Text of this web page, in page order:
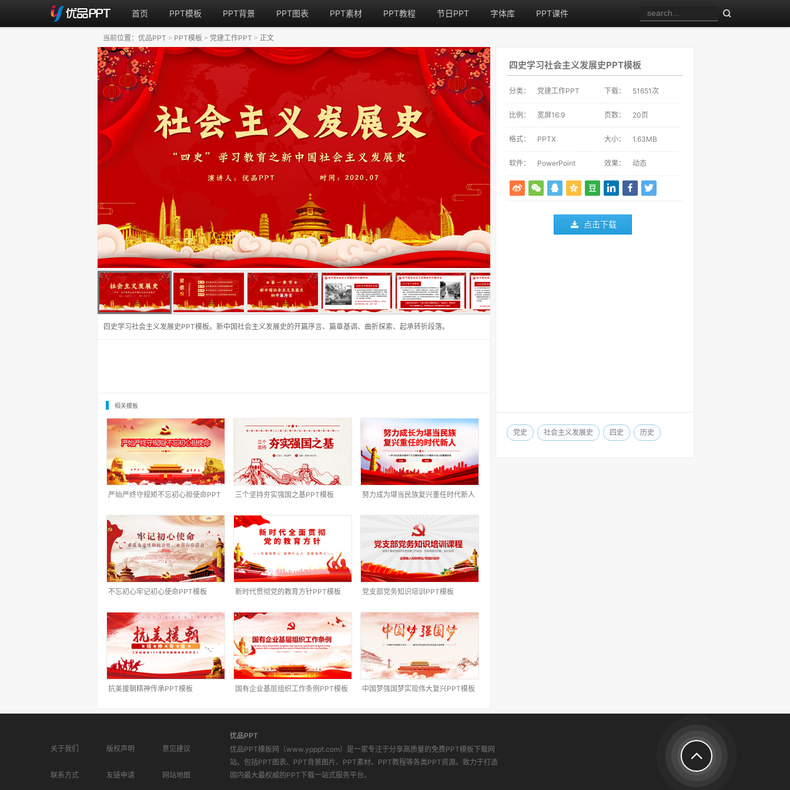
首页 PPT模板 PPT背景 PPT图表 PPT素材 PPT教程 节日PPT 字体库 PPT课件
四史学习社会主义发展史PPT模板
分类： 党建工作PPT 下载： 51651次
比例： 宽屏16:9 页数： 20页
格式： PPTX 大小： 1.63MB
软件： PowerPoint 效果： 动态
点击下载
党史 社会主义发展史 四史 历史
四史学习社会主义发展史PPT模板。新中国社会主义发展史的开篇序言、篇章基调、曲折探索、起承转折段落。
当前位置： 优品PPT > PPT模板 > 党建工作PPT > 正文
相关模板
严始严终守规矩不忘初心担使命PPT
三个坚持夯实强国之基PPT模板
努力成为堪当民族复兴重任时代新人
不忘初心牢记初心使命PPT模板 新时代贯彻党的教育方针PPT模板 党支部党务知识培训PPT模板
抗美援朝精神传承PPT模板 国有企业基层组织工作条例PPT模板 中国梦强国梦实现伟大复兴PPT模板
关于我们 版权声明 意见建议
联系方式 友链申请 网站地图
优品PPT
优品PPT模板网（www.ypppt.com）是一家专注于分享高质量的免费PPT模板下载网
站。包括PPT图表、PPT背景图片、PPT素材、PPT教程等各类PPT资源。致力于打造
国内最大最权威的PPT下载一站式服务平台。